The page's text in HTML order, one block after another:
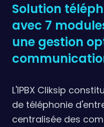
Solution
avec 7
une gestion
L'IPBX Cliksip
de téléphonie
centralisée des